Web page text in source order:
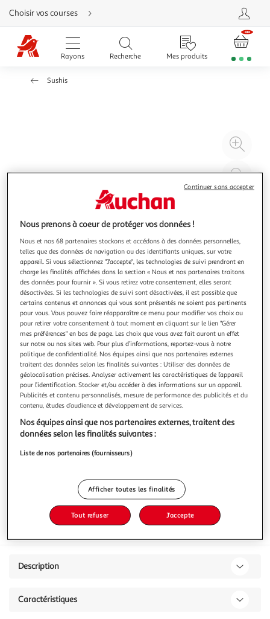
Aller
directement
au
contenu
Aller
directement
Aller
Choisir vos courses
Rayons Recherche Mes produits
Sushis
à
4.4 (10)
SUSHI GOURMET
Crunch tuna
Sushi Gourmet, Le savoir-faire de nos chefs, des sushis
préparés du jour. Sushi Gourmet, Le savoir-faire de nos
chefs, des sushis préparés du jour.
En savoir +
8 pièces
Vous voulez connaître le prix de ce produit ?
Afficher le prix
Description
Caractéristiques
Nous prenons à coeur de protéger vos données !
Nous et nos 68 partenaires stockons et accédons à des données personnelles,
telles que des données de navigation ou des identifiants uniques, sur votre
appareil. Si vous sélectionnez "J'accepte", les technologies de suivi prendront en
charge les finalités affichées dans la section « Nous et nos partenaires traitons
des données pour fournir ». Si vous retirez votre consentement, elles seront
désactivées. Si les technologies de suivi sont désactivées, il est possible que
certains contenus et annonces qui vous sont présentés ne soient pas pertinents
pour vous. Vous pouvez faire réapparaître ce menu pour modifier vos choix ou
pour retirer votre consentement à tout moment en cliquant sur le lien "Gérer
mes préférences" en bas de page. Les choix que vous avez fait auront un effet
sur notre ou nos sites web. Pour plus d’informations, reportez-vous à notre
politique de confidentialité. Nos équipes ainsi que nos partenaires externes
traitent des données selon les finalités suivantes : Utiliser des données de
géolocalisation précises. Analyser activement les caractéristiques de l’appareil
pour l’identification. Stocker et/ou accéder à des informations sur un appareil.
Publicités et contenu personnalisés, mesure de performance des publicités et du
contenu, études d’audience et développement de services.
Nos équipes ainsi que nos partenaires externes, traitent des
données selon les finalités suivantes :
Liste de nos partenaires (fournisseurs)
Afficher toutes les finalités
Tout refuser J'accepte
Continuer sans accepter